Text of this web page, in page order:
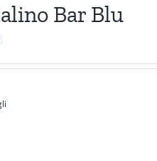
Bar Blu